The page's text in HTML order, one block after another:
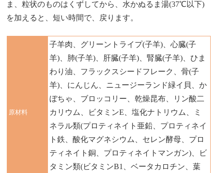
ま、粒状のものはくずしてから、水かぬるま湯(37℃以下)
を加えると、短い時間で、戻ります。
原材料
子羊肉、グリーントライプ(子羊)、心臓(子
羊)、肺(子羊)、肝臓(子羊)、腎臓(子羊)、ひま
わり油、フラックスシードフレーク、骨(子
羊)、にんじん、ニュージーランド緑イ貝、か
ぼちゃ、ブロッコリー、乾燥昆布、リン酸二
カリウム、ビタミンE、塩化ナトリウム、ミ
ネラル類(プロティネイト亜鉛、プロティネイ
ト鉄、酸化マグネシウム、セレン酵母、プロ
ティネイト銅、プロティネイトマンガン)、ビ
タミン類(ビタミンB1、ベータカロチン、葉